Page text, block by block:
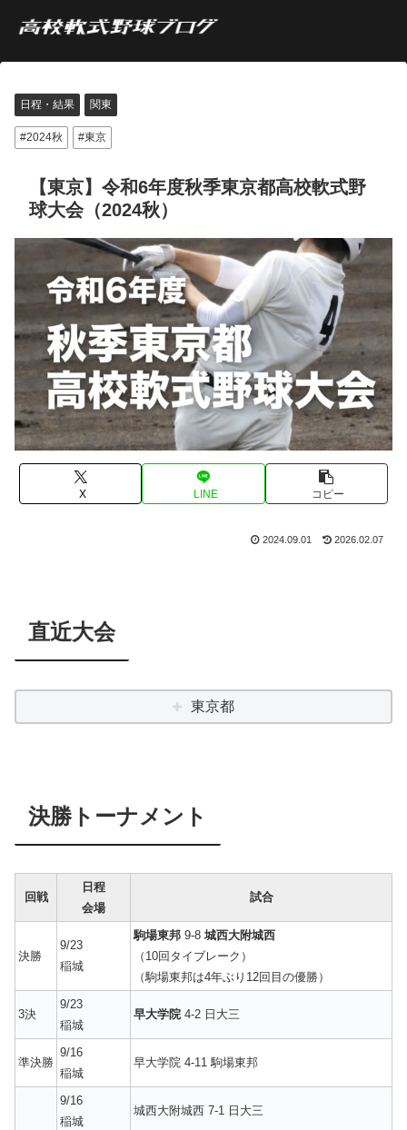
日程・結果 関東
2024秋 東京
【東京】令和6年度秋季東京都高校軟式野
球大会（2024秋）
X LINE コピー
2024.09.01 2026.02.07
直近大会
東京都
決勝トーナメント
回戦
日程
会場
試合
決勝
9/23
稲城
駒場東邦 9-8 城西大附城西
（10回タイブレーク）
（駒場東邦は4年ぶり12回目の優勝）
3決
9/23
稲城
早大学院 4-2 日大三
準決勝
9/16
稲城
早大学院 4-11 駒場東邦
9/16
稲城
城西大附城西 7-1 日大三